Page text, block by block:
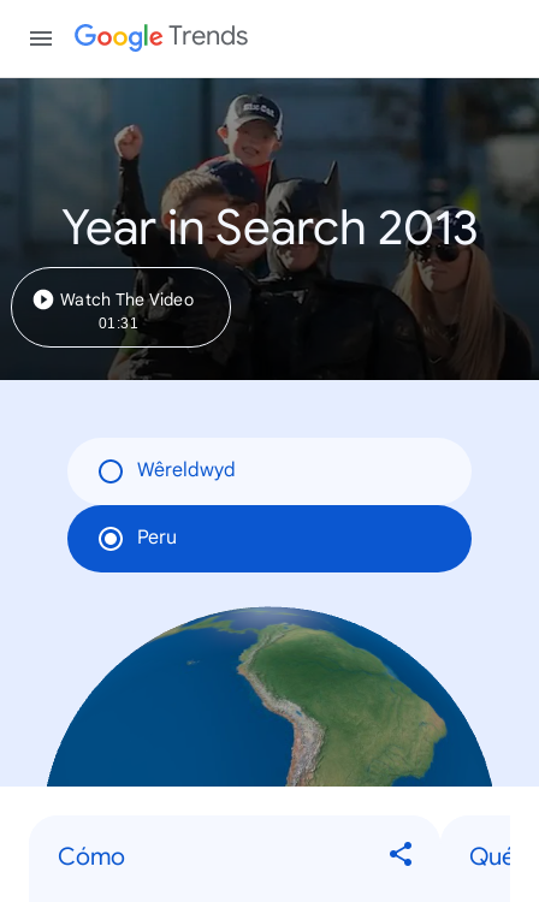
Trends
Year in Search 2013
Watch The Video
01:31
Wêreldwyd
Peru
Cómo
Qué